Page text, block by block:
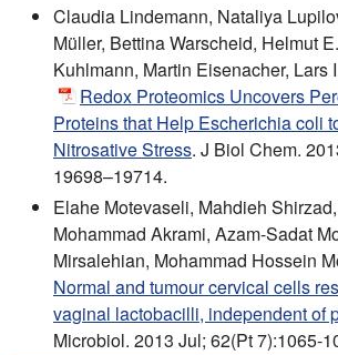
Claudia Lindemann, Nataliya
Müller, Bettina Warscheid, Helmut
Kuhlmann, Martin Eisenacher, Lars
Redox Proteomics Uncovers
Proteins that Help Escherichia coli
Nitrosative Stress. J Biol Chem.
19698–19714.
Elahe Motevaseli, Mahdieh
Mohammad Akrami, Azam-Sadat
Mirsalehian, Mohammad Hossein
Normal and tumour cervical cells
vaginal lactobacilli, independent of
Microbiol. 2013 Jul; 62(Pt 7):1065-